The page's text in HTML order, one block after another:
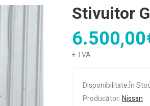
Stivuitor
+ TVA
Disponibilitate:În
Producător:Nissan